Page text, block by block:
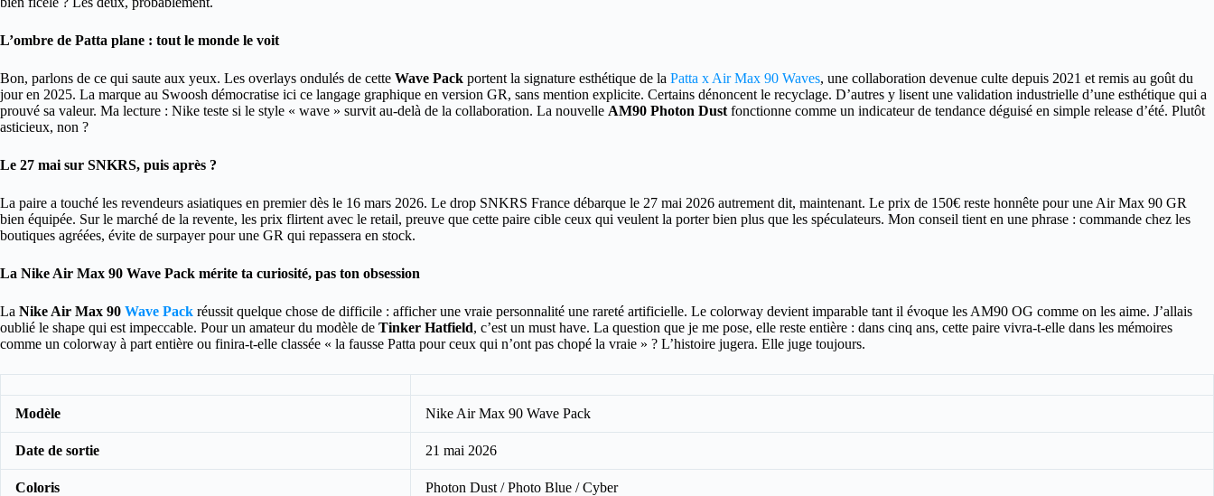
L’ombre de Patta plane : tout le monde le voit
Bon, parlons de ce qui saute aux yeux. Les overlays ondulés de cette Wave Pack portent la signature esthétique de la Patta x Air Max 90 Waves, une collaboration devenue culte depuis 2021 et remis au goût du
jour en 2025. La marque au Swoosh démocratise ici ce langage graphique en version GR, sans mention explicite. Certains dénoncent le recyclage. D’autres y lisent une validation industrielle d’une esthétique qui a
prouvé sa valeur. Ma lecture : Nike teste si le style « wave » survit au-delà de la collaboration. La nouvelle AM90 Photon Dust fonctionne comme un indicateur de tendance déguisé en simple release d’été. Plutôt
asticieux, non ?
Le 27 mai sur SNKRS, puis après ?
La paire a touché les revendeurs asiatiques en premier dès le 16 mars 2026. Le drop SNKRS France débarque le 27 mai 2026 autrement dit, maintenant. Le prix de 150€ reste honnête pour une Air Max 90 GR
bien équipée. Sur le marché de la revente, les prix flirtent avec le retail, preuve que cette paire cible ceux qui veulent la porter bien plus que les spéculateurs. Mon conseil tient en une phrase : commande chez les
boutiques agréées, évite de surpayer pour une GR qui repassera en stock.
La Nike Air Max 90 Wave Pack mérite ta curiosité, pas ton obsession
La Nike Air Max 90 Wave Pack réussit quelque chose de difficile : afficher une vraie personnalité une rareté artificielle. Le colorway devient imparable tant il évoque les AM90 OG comme on les aime. J’allais
oublié le shape qui est impeccable. Pour un amateur du modèle de Tinker Hatfield, c’est un must have. La question que je me pose, elle reste entière : dans cinq ans, cette paire vivra-t-elle dans les mémoires
comme un colorway à part entière ou finira-t-elle classée « la fausse Patta pour ceux qui n’ont pas chopé la vraie » ? L’histoire jugera. Elle juge toujours.
Modèle Nike Air Max 90 Wave Pack
Date de sortie 21 mai 2026
Coloris Photon Dust / Photo Blue / Cyber